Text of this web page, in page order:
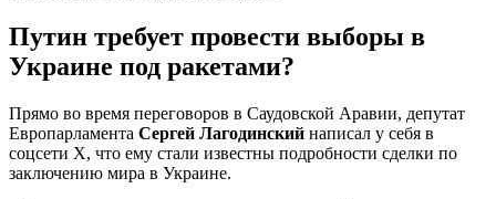
Путин требует провести выборы в
Украине под ракетами?
Прямо во время переговоров в Саудовской Аравии, депутат
Европарламента Сергей Лагодинский написал у себя в
соцсети Х, что ему стали известны подробности сделки по
заключению мира в Украине.